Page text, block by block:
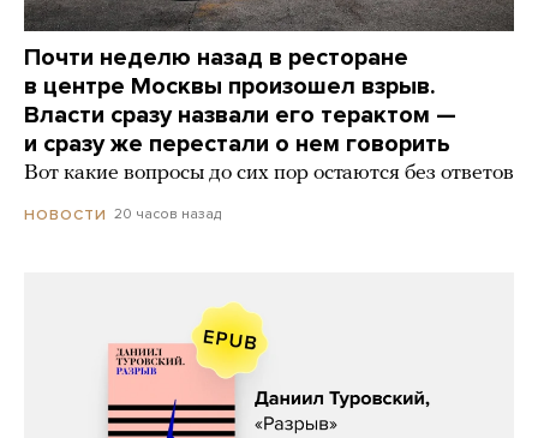
Почти неделю назад в ресторане
в центре Москвы произошел взрыв.
Власти сразу назвали его терактом —
и сразу же перестали о нем говорить
Вот какие вопросы до сих пор остаются без ответов
НОВОСТИ 20 часов назад